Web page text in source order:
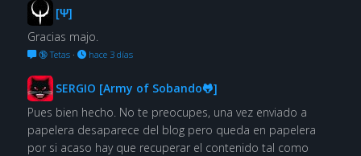
[Ψ]
Gracias majo.
🔞 Tetas· hace 3 días
SERGIO [Army of Sobando🐸]
Pues bien hecho. No te preocupes, una vez enviado a
papelera desaparece del blog pero queda en papelera
por si acaso hay que recuperar el contenido tal como